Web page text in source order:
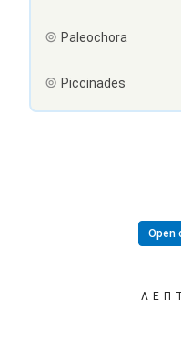
Paleochora
Piccinades
Open